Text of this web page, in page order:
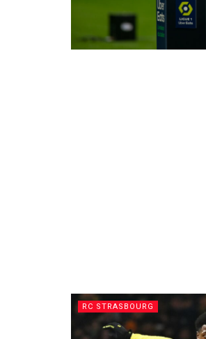
RC STRASBOURG